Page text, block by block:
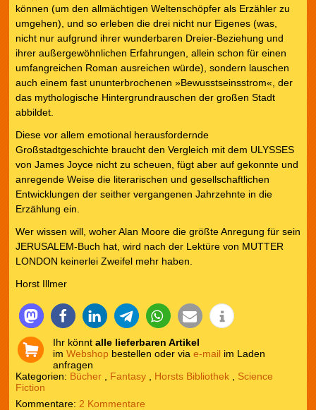
können (um den allmächtigen Weltenschöpfer als Erzähler zu
umgehen), und so erleben die drei nicht nur Eigenes (was,
nicht nur aufgrund ihrer wunderbaren Dreier-Beziehung und
ihrer außergewöhnlichen Erfahrungen, allein schon für einen
umfangreichen Roman ausreichen würde), sondern lauschen
auch einem fast ununterbrochenen »Bewusstseinsstrom«, der
das mythologische Hintergrundrauschen der großen Stadt
abbildet.
Diese vor allem emotional herausfordernde
Großstadtgeschichte braucht den Vergleich mit dem ULYSSES
von James Joyce nicht zu scheuen, fügt aber auf gekonnte und
anregende Weise die literarischen und gesellschaftlichen
Entwicklungen der seither vergangenen Jahrzehnte in die
Erzählung ein.
Wer wissen will, woher Alan Moore die größte Anregung für sein
JERUSALEM-Buch hat, wird nach der Lektüre von MUTTER
LONDON keinerlei Zweifel mehr haben.
Horst Illmer
Ihr könnt alle lieferbaren Artikel
im Webshop bestellen oder via e-mail im Laden
anfragen
Kategorien: Bücher, Fantasy, Horsts Bibliothek, Science
Fiction
2 Kommentare